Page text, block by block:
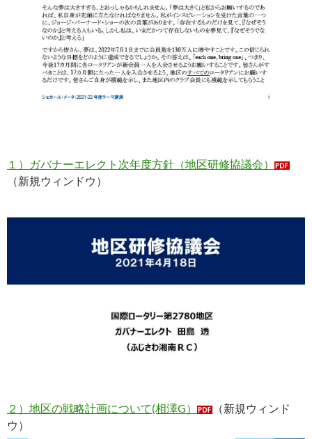
１）ガバナーエレクト次年度方針（地区研修協議会）
（新規ウィンドウ）
２）地区の戦略計画について(相澤G）
（新規ウィンド
ウ）